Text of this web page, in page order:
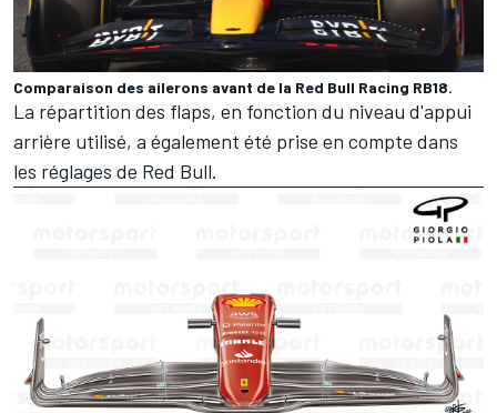
Comparaison des ailerons avant de la Red Bull Racing RB18.
La répartition des flaps, en fonction du niveau d'appui
arrière utilisé, a également été prise en compte dans
les réglages de Red Bull.